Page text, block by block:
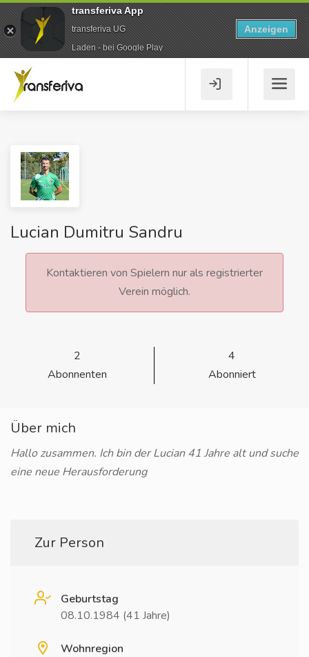
Lucian Dumitru Sandru
Kontaktieren von Spielern nur als registrierter
Verein möglich.
2
Abonnenten
4
Abonniert
Über mich
Hallo zusammen. Ich bin der Lucian 41 Jahre alt und suche
eine neue Herausforderung
Zur Person
Geburtstag
08.10.1984 (41 Jahre)
Wohnregion
transferiva App
transferiva UG
Laden - bei Google Play
Anzeigen